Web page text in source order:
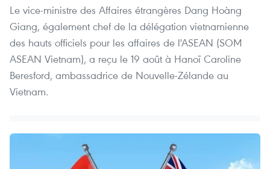
Le vice-ministre des Affaires étrangères Dang Hoàng
Giang, également chef de la délégation vietnamienne
des hauts officiels pour les affaires de l'ASEAN (SOM
ASEAN Vietnam), a reçu le 19 août à Hanoï Caroline
Beresford, ambassadrice de Nouvelle-Zélande au
Vietnam.